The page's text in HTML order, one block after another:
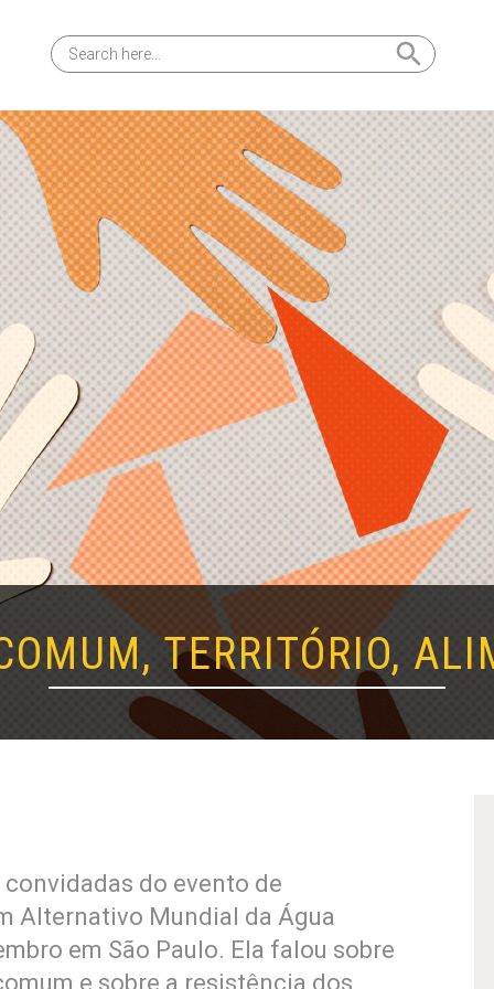
Search
for:
Search Button
TERRITÓRIO,
convidadas do evento de
Alternativo Mundial da Água
em São Paulo. Ela falou sobre
e sobre a resistência dos